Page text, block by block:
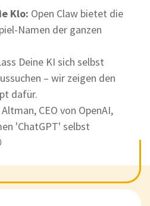
Klo: Open Claw bietet die
Namen der ganzen
Deine KI sich selbst
– wir zeigen den
dafür.
CEO von OpenAI,
'ChatGPT' selbst